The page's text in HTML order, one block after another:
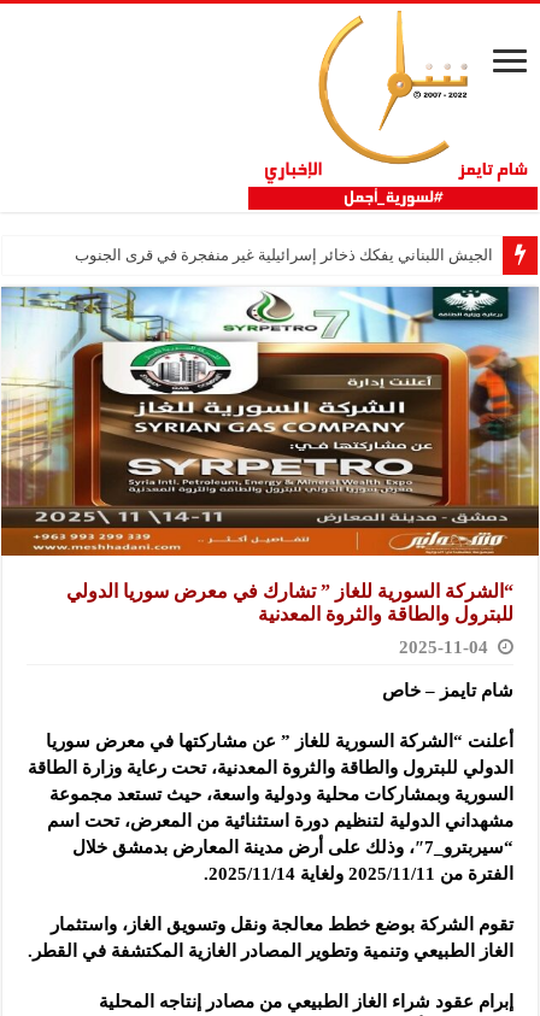
الجيش اللبناني يفكك ذخائر إسرائيلية غير منفجرة في قرى الجنوب
“الشركة السورية للغاز ” تشارك في معرض سوريا الدولي
للبترول والطاقة والثروة المعدنية
2025-11-04
شام تايمز – خاص
أعلنت “الشركة السورية للغاز ” عن مشاركتها في معرض سوريا
الدولي للبترول والطاقة والثروة المعدنية، تحت رعاية وزارة الطاقة
السورية وبمشاركات محلية ودولية واسعة، حيث تستعد مجموعة
مشهداني الدولية لتنظيم دورة استثنائية من المعرض، تحت اسم
“سيربترو_7″، وذلك على أرض مدينة المعارض بدمشق خلال
الفترة من 2025/11/11 ولغاية 2025/11/14.
تقوم الشركة بوضع خطط معالجة ونقل وتسويق الغاز، واستثمار
الغاز الطبيعي وتنمية وتطوير المصادر الغازية المكتشفة في القطر.
إبرام عقود شراء الغاز الطبيعي من مصادر إنتاجه المحلية